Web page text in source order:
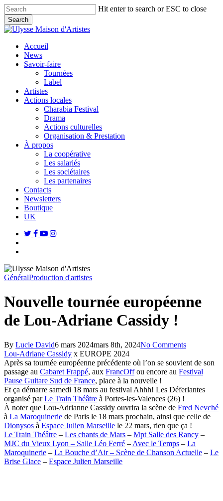
Skip
to
main
content
Hit enter to search or ESC to close
Search
Close
search
Menu
Accueil
News
Savoir-faire
Tournées
Label
Artistes
Actions locales
Charabia Festival
Drama
Actions culturelles
Organisation & Prestation
À propos
La coopérative
Les salariés
Les sociétaires
Les partenaires
Contacts
Newsletters
Boutique
UK
twitterfacebook
youtubeinstagram
GénéralProduction d'artistes
Nouvelle tournée européenne
de Lou-Adriane Cassidy !
By Lucie David6 mars 2024mars 8th, 2024No Comments
Lou-Adriane Cassidy x EUROPE 2024
Après sa tournée européenne précédente où l’on se souvient de son
passage au Cabaret Frappé, aux FrancOffou encore au Festival
Pause Guitare Sud de France, place à la nouvelle !
Et ça démarre samedi 18 mars au festival Ahhh! Les Déferlantes
organisé parLe Train Théâtre à Portes-les-Valences (26) !
À noter que Lou-Adrianne Cassidy ouvrira la scène de Fred Nevché
à La Maroquinerie de Paris le 18 mars prochain, ainsi que celle de
Dionysos à Espace Julien Marseille le 22 mars, rien que ça !
Le Train Théâtre – Les chants de Mars – Mpt Salle des Rancy –
MJC du Vieux Lyon – Salle Léo Ferré – Avec le Temps – La
Maroquinerie – La Bouche d’Air – Scène de Chanson Actuelle – Le
Brise Glace – Espace Julien Marseille